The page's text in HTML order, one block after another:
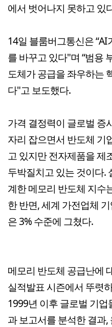
에서 벗어나지 못하고 있
14일 블룸버그통신은
를 바꾸고 있다"며 “범용
도체가 공급을 좌우하는
다"고 보도했다.
가격 결정력이 글로벌 증
자리 잡으면서 반도체 기
고 있지만 전자제품을 제
두박질치고 있는 것이다.
계한 메모리 반도체 지수
한 반면, 세계 가전업체
은 3% 수준에 그쳤다.
메모리 반도체 공급난에
실적발표 시즌에서 뚜렷
1999년 이후 글로벌 기
과 보고서를 분석한 결과